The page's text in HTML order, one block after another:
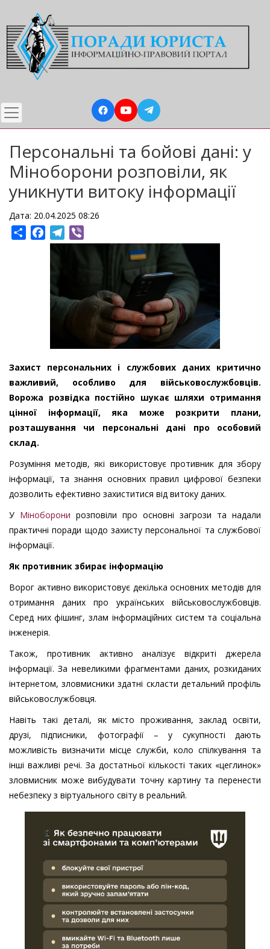
до
основного
вмісту
Персональні та бойові дані: у
Міноборони розповіли, як
уникнути витоку інформації
Дата: 20.04.2025 08:26
ShareFacebookTelegram
Захист персональних і службових даних критично
важливий, особливо для військовослужбовців.
Ворожа розвідка постійно шукає шляхи отримання
цінної інформації, яка може розкрити плани,
розташування чи персональні дані про особовий
склад.
Розуміння методів, які використовує противник для збору
інформації, та знання основних правил цифрової безпеки
дозволить ефективно захиститися від витоку даних.
У Міноборони розповіли про основні загрози та надали
практичні поради щодо захисту персональної та службової
інформації.
Як противник збирає інформацію
Ворог активно використовує декілька основних методів для
отримання даних про українських військовослужбовців.
Серед них фішинг, злам інформаційних систем та соціальна
інженерія.
Також, противник активно аналізує відкриті джерела
інформації. За невеликими фрагментами даних, розкиданих
інтернетом, зловмисники здатні скласти детальний профіль
військовослужбовця.
Навіть такі деталі, як місто проживання, заклад освіти,
друзі, підписники, фотографії – у сукупності дають
можливість визначити місце служби, коло спілкування та
інші важливі речі. За достатньої кількості таких «цеглинок»
зловмисник може вибудувати точну картину та перенести
небезпеку з віртуального світу в реальний.